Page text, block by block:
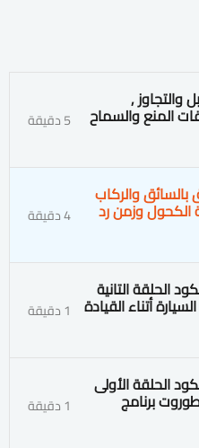
1. المحور 3 قواعد التقابل والتجاوز ٫
الجانبية ‍ ٫ أوقات المنع والسماح 5 دقيقة
يتعلق بالسائق والركاب
الكحول وزمن رد 4 دقيقة
الحلقة التانية
أتناء القيادة 1 دقيقة
الحلقة الأولى
برنامج 1 دقيقة